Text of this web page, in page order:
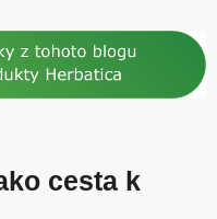
cesta k